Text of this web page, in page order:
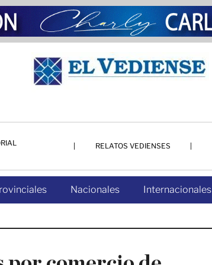
RELATOS VEDIENSES
Nacionales Internacionales